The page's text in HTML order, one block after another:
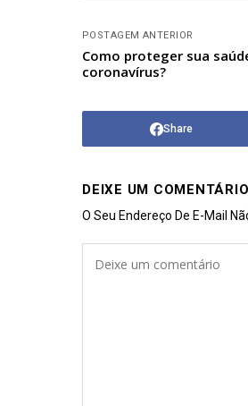
POSTAGEM ANTERIOR
Como proteger sua
coronavírus?
Share
DEIXE UM COMENTÁRIO
O Seu Endereço De E-Mail